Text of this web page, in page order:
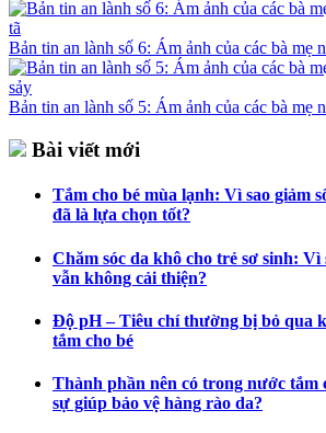
Bản tin an lành số 6: Ám ảnh của các bà mẹ
Bản tin an lành số 5: Ám ảnh của các bà mẹ
Bài viết mới
Tắm cho bé mùa lạnh: Vì sao giảm
đã là lựa chọn tốt?
Chăm sóc da khô cho trẻ sơ sinh: Vì
vẫn không cải thiện?
Độ pH – Tiêu chí thường bị bỏ qua
tắm cho bé
Thành phần nên có trong nước tắm
sự giúp bảo vệ hàng rào da?